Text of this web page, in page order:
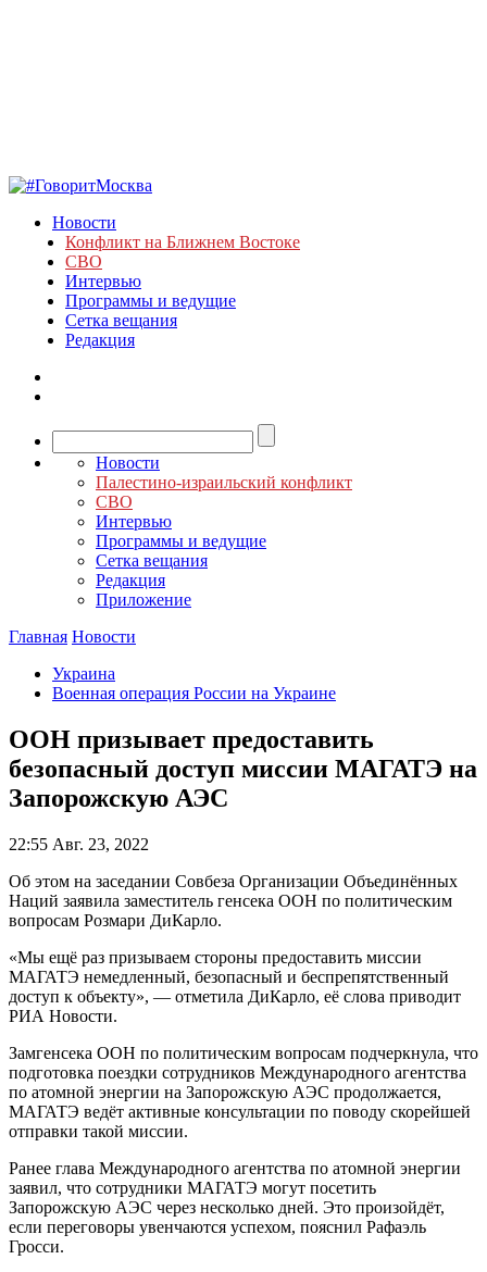
Новости
Конфликт на Ближнем Востоке
СВО
Интервью
Программы и ведущие
Сетка вещания
Редакция
Новости
Палестино-израильский конфликт
СВО
Интервью
Программы и ведущие
Сетка вещания
Редакция
Приложение
Главная Новости
Украина
Военная операция России на Украине
ООН призывает предоставить
безопасный доступ миссии МАГАТЭ на
Запорожскую АЭС
22:55 Авг. 23, 2022
Об этом на заседании Совбеза Организации Объединённых
Наций заявила заместитель генсека ООН по политическим
вопросам Розмари ДиКарло.
«Мы ещё раз призываем стороны предоставить миссии
МАГАТЭ немедленный, безопасный и беспрепятственный
доступ к объекту», — отметила ДиКарло, её слова приводит
РИА Новости.
Замгенсека ООН по политическим вопросам подчеркнула, что
подготовка поездки сотрудников Международного агентства
по атомной энергии на Запорожскую АЭС продолжается,
МАГАТЭ ведёт активные консультации по поводу скорейшей
отправки такой миссии.
Ранее глава Международного агентства по атомной энергии
заявил, что сотрудники МАГАТЭ могут посетить
Запорожскую АЭС через несколько дней. Это произойдёт,
если переговоры увенчаются успехом, пояснил Рафаэль
Гросси.